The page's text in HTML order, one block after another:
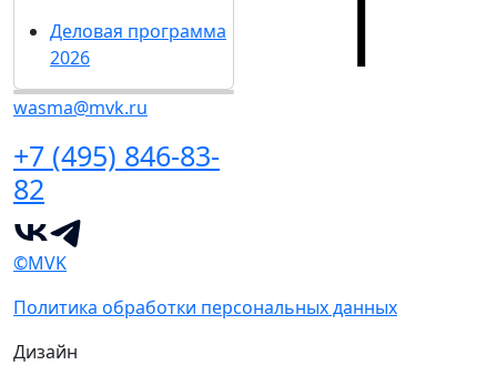
Деловая программа
2026
wasma@mvk.ru
+7 (495) 846-83-
82
©MVK
Политика обработки персональных данных
Дизайн